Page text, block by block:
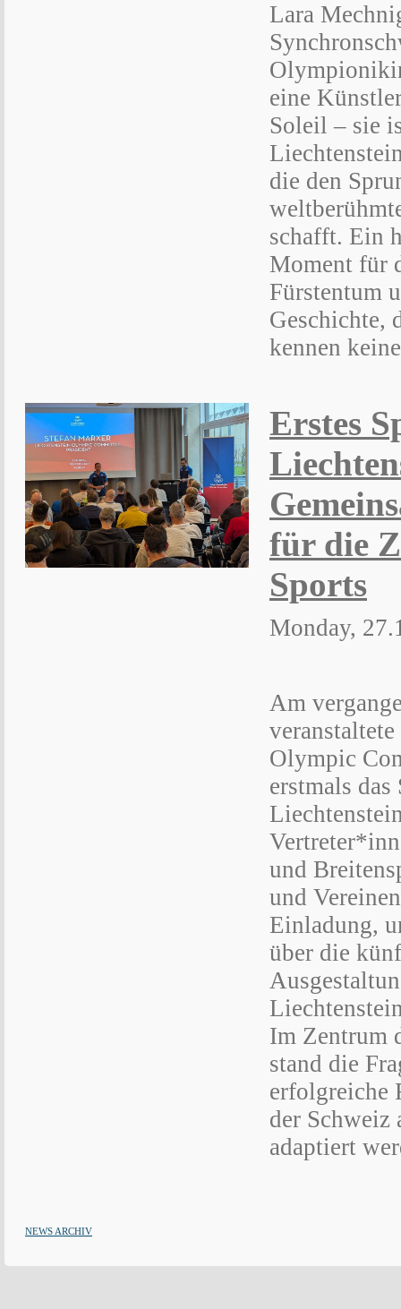
Lara
eine
Soleil – sie
die den
schafft. Ein
Moment für
Fürstentum
Geschichte,
kennen
Erstes
für die
Sports
Monday,
Am
Olympic
erstmals
und
und
Einladung,
über die
Im Zentrum
stand die
erfolgreiche
der Schweiz
adaptiert
NEWS ARCHIV